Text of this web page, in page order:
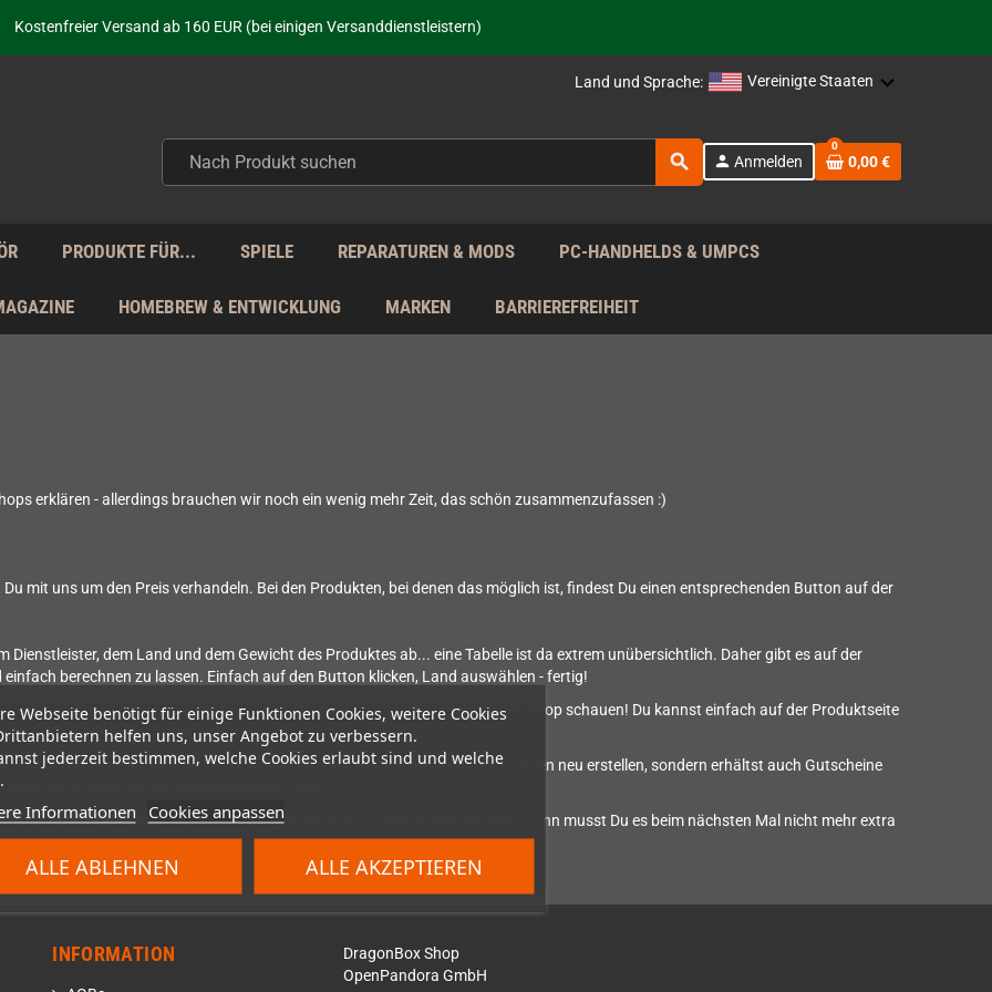
Kostenfreier Versand ab 160 EUR (bei einigen Versanddienstleistern)
Seit über 20 Jahren Deine Anlaufstelle für neue Retro-Hardware!
Täglicher Versand Mo - Fr aus Deutschland - zollfrei innerhalb der EU!
Land und Sprache: Vereinigte Staaten
search person Anmelden
Webseite benötigt für einige Funktionen Cookies, weitere Cookies
helfen uns, unser Angebot zu verbessern.
jederzeit bestimmen, welche Cookies erlaubt sind und welche
Informationen Cookies anpassen
ALLE ABLEHNEN ALLE AKZEPTIEREN
0
0,00 €
PRODUKTE FÜR... SPIELE REPARATUREN & MODS PC-HANDHELDS & UMPCS
HOMEBREW & ENTWICKLUNG MARKEN BARRIEREFREIHEIT
erklären - allerdings brauchen wir noch ein wenig mehr Zeit, das schön zusammenzufassen :)
mit uns um den Preis verhandeln. Bei den Produkten, bei denen das möglich ist, findest Du einen entsprechenden Button auf der
Dienstleister, dem Land und dem Gewicht des Produktes ab... eine Tabelle ist da extrem unübersichtlich. Daher gibt es auf der
berechnen zu lassen. Einfach auf den Button klicken, Land auswählen - fertig!
ist gerade nicht auf Lager? Keine Sorge, Du musst jetzt nicht täglich in den Shop schauen! Du kannst einfach auf der Produktseite
eine Mail, sobald er wieder da ist.
kannst dann nicht nur übersichtlich Deine Bestellungen sehen und Rechnungen neu erstellen, sondern erhältst auch Gutscheine
Infos dazu auf der entsprechenden Seite.
kannst Du es in den Warenkorb legen und dort für später abspeichern. Dann musst Du es beim nächsten Mal nicht mehr extra
INFORMATION
DragonBox Shop
OpenPandora GmbH